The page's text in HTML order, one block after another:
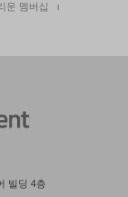
운 멤버십
빌딩 4층